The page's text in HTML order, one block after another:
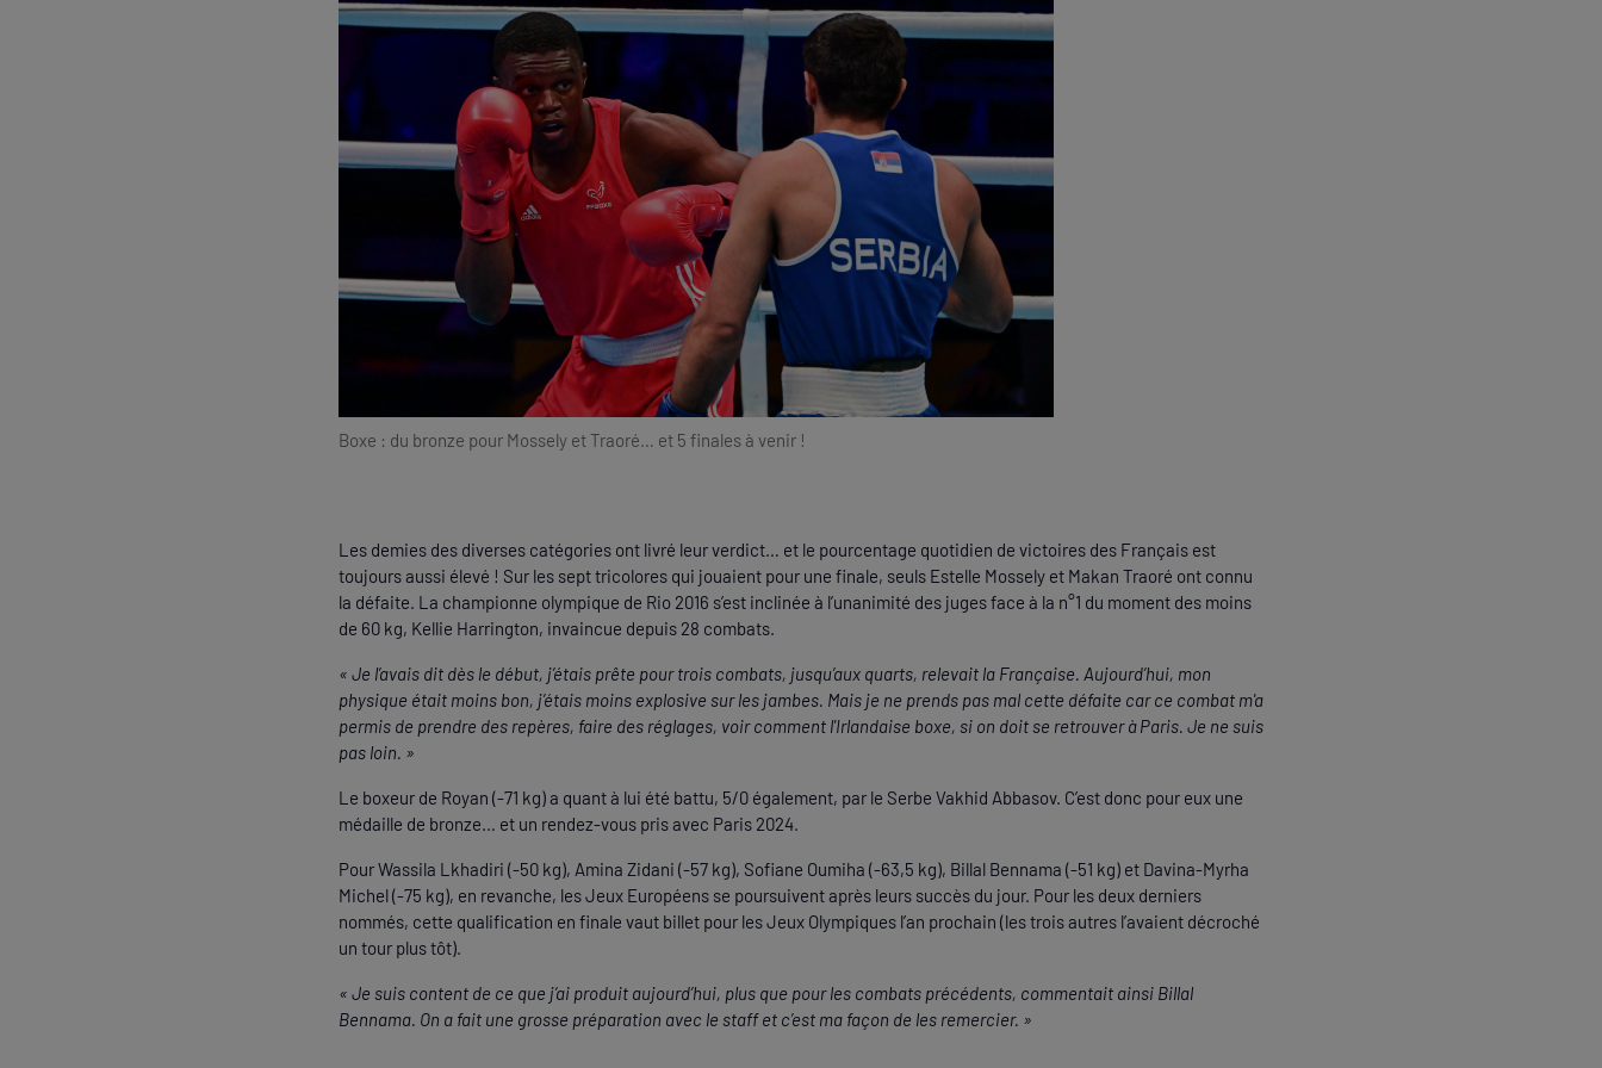
Boxe : du bronze pour Mossely et Traoré… et 5 finales à venir !
Les demies des diverses catégories ont livré leur verdict… et le pourcentage quotidien de victoires des Français est
toujours aussi élevé ! Sur les sept tricolores qui jouaient pour une finale, seuls Estelle Mossely et Makan Traoré ont connu
la défaite. La championne olympique de Rio 2016 s’est inclinée à l’unanimité des juges face à la n°1 du moment des moins
de 60 kg, Kellie Harrington, invaincue depuis 28 combats.
« Je l’avais dit dès le début, j’étais prête pour trois combats, jusqu’aux quarts, relevait la Française. Aujourd’hui, mon
physique était moins bon, j’étais moins explosive sur les jambes. Mais je ne prends pas mal cette défaite car ce combat m'a
permis de prendre des repères, faire des réglages, voir comment l'Irlandaise boxe, si on doit se retrouver à Paris. Je ne suis
pas loin. »
Le boxeur de Royan (-71 kg) a quant à lui été battu, 5/0 également, par le Serbe Vakhid Abbasov. C’est donc pour eux une
médaille de bronze… et un rendez-vous pris avec Paris 2024.
Pour Wassila Lkhadiri (-50 kg), Amina Zidani (-57 kg), Sofiane Oumiha (-63,5 kg), Billal Bennama (-51 kg) et Davina-Myrha
Michel (-75 kg), en revanche, les Jeux Européens se poursuivent après leurs succès du jour. Pour les deux derniers
nommés, cette qualification en finale vaut billet pour les Jeux Olympiques l’an prochain (les trois autres l’avaient décroché
un tour plus tôt).
« Je suis content de ce que j’ai produit aujourd’hui, plus que pour les combats précédents, commentait ainsi Billal
Bennama. On a fait une grosse préparation avec le staff et c’est ma façon de les remercier. »